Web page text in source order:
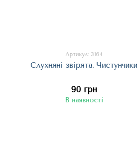
Артикул: 3164
Слухняні звірята. Чистунчики
90 грн
В наявності